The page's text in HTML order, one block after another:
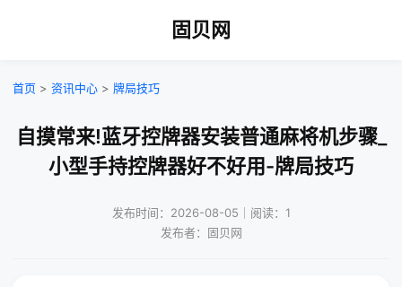
固贝网
首页 > 资讯中心 > 牌局技巧
自摸常来!蓝牙控牌器安装普通麻将机步骤_
小型手持控牌器好不好用-牌局技巧
发布时间：2026-08-05｜阅读：1
发布者：固贝网